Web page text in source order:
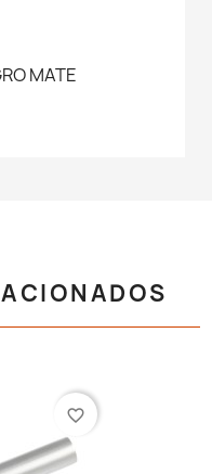
MATE
favorite_border